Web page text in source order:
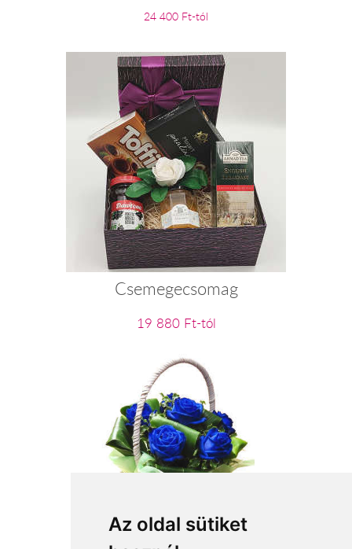
Az oldal sütiket
24 400 Ft-tól
Csemegecsomag
19 880 Ft-tól
Kékség és szépség